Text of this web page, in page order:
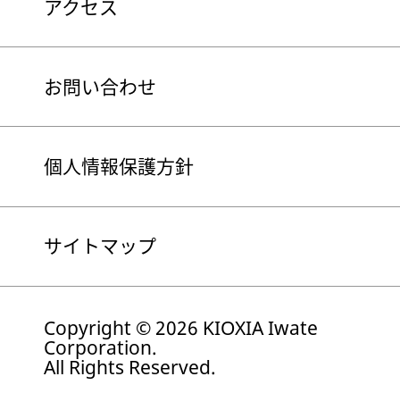
アクセス
お問い合わせ
個人情報保護方針
サイトマップ
Copyright © 2026 KIOXIA Iwate
Corporation.
All Rights Reserved.